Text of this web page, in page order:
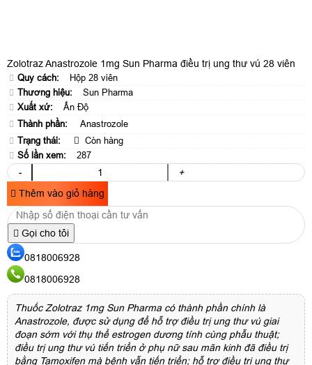
Zolotraz Anastrozole 1mg Sun Pharma điều trị ung thư vú 28 viên
Quy cách:
Hộp 28 viên
Thương hiệu:
Sun Pharma
Xuất xứ:
Ấn Độ
Thành phần:
Anastrozole
Trạng thái:
Còn hàng
Số lần xem:
287
-
+
Thêm vào giỏ hàng
Gọi cho tôi
0818006928
0818006928
Thuốc Zolotraz 1mg Sun Pharma có thành phần chính là
Anastrozole, được sử dụng để hỗ trợ điều trị ung thư vú giai
đoạn sớm với thụ thể estrogen dương tính cùng phẫu thuật;
điều trị ung thư vú tiến triển ở phụ nữ sau mãn kinh đã điều trị
bằng Tamoxifen mà bệnh vẫn tiến triển; hỗ trợ điều trị ung thư